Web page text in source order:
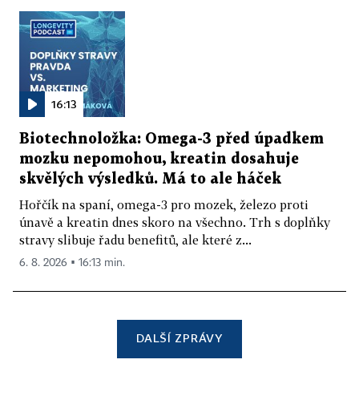
16:13
Biotechnoložka: Omega-3 před úpadkem
mozku nepomohou, kreatin dosahuje
skvělých výsledků. Má to ale háček
Hořčík na spaní, omega-3 pro mozek, železo proti
únavě a kreatin dnes skoro na všechno. Trh s doplňky
stravy slibuje řadu benefitů, ale které z...
6. 8. 2026 ▪ 16:13 min.
DALŠÍ ZPRÁVY